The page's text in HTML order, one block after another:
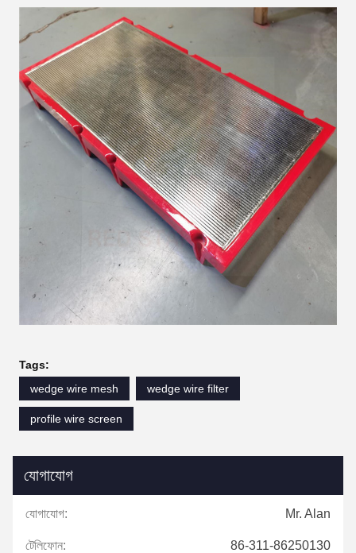
Tags:
wedge wire mesh
wedge wire filter
profile wire screen
যোগাযোগ
যোগাযোগ: Mr. Alan
টেলিফোন: 86-311-86250130